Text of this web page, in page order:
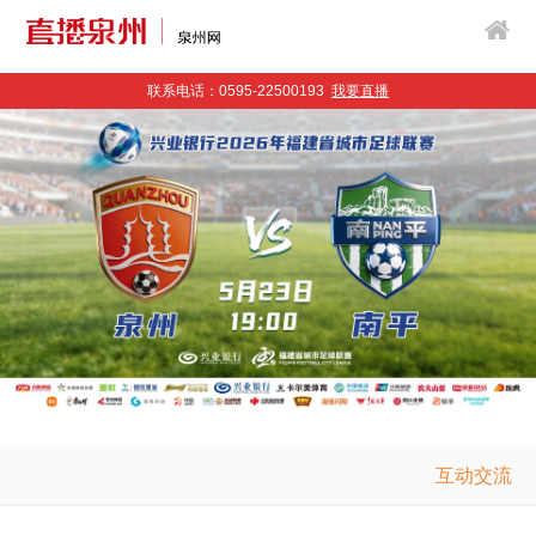
联系电话：0595-22500193 我要直播
互动交流